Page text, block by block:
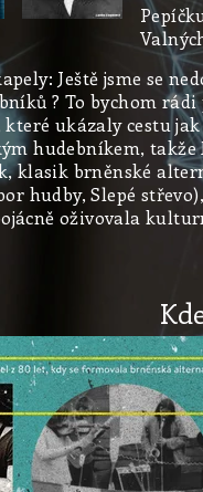
Ještě jsme se
? To bychom
které ukázaly cestu
hudebníkem,
klasik brněnské
hudby, Slepé
oživovala